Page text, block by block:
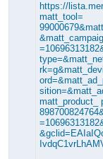
https://
matt_tool=
matt_product_